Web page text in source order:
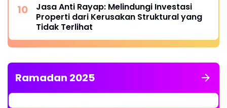
Jasa Anti Rayap: Melindungi Investasi
Properti dari Kerusakan Struktural yang
Tidak Terlihat
Ramadan 2025